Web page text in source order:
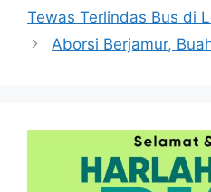
Tewas Terlindas Bus di
Aborsi Berjamur,